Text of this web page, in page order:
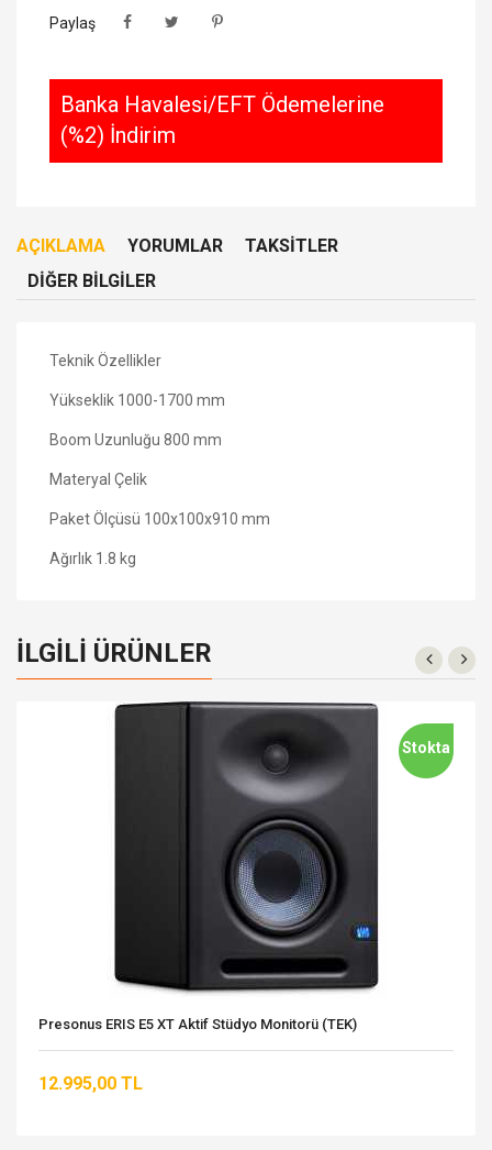
Paylaş
Banka Havalesi/EFT Ödemelerine
(%2) İndirim
AÇIKLAMA YORUMLAR
TAKSITLER
DIĞER BILGILER
Teknik Özellikler
Yükseklik 1000-1700 mm
Boom Uzunluğu 800 mm
Materyal Çelik
Paket Ölçüsü 100x100x910 mm
Ağırlık 1.8 kg
İLGILI ÜRÜNLER
Stokta
Presonus ERIS E5 XT Aktif Stüdyo Monitorü (TEK)
12.995,00 TL